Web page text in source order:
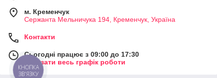
м. Кременчук
Сержанта Мельничука 194, Кременчук, Україна
Контакти
Сьогодні працює з 09:00 до 17:30
Показати весь графік роботи
КНОПКА
ЗВ'ЯЗКУ